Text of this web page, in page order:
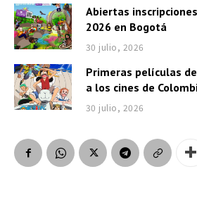
Abiertas
2026 en Bogotá
30 julio, 2026
Primeras películas de
a los cines de
30 julio, 2026